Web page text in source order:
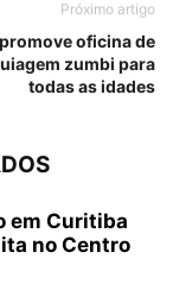
Próximo artigo
oficina de
zumbi para
todas as idades
em Curitiba
no Centro